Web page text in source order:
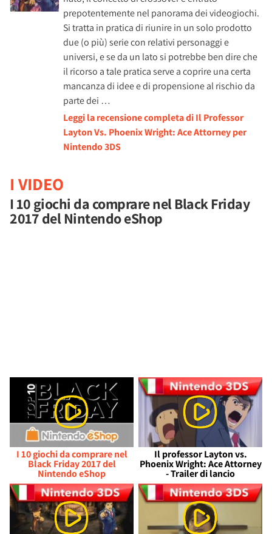
prepotentemente nel panorama dei videogiochi.
Si tratta in pratica di riunire in un solo prodotto
due (o più) serie con relativi personaggi e
universi, e se da un lato si potrebbe ben dire che
il ricorso a tale pratica serve a coprire una certa
mancanza di idee e di propensione al rischio da
parte dei …
Leggi la recensione completa di Il Professor
Layton Vs. Phoenix Wright: Ace Attorney per
Nintendo 3DS
I VIDEO
I 10 giochi da comprare nel Black Friday
2017 del Nintendo eShop
I 10 giochi da comprare nel
Black Friday 2017 del
Nintendo eShop
Il professor Layton vs.
Phoenix Wright: Ace Attorney
- Trailer di lancio